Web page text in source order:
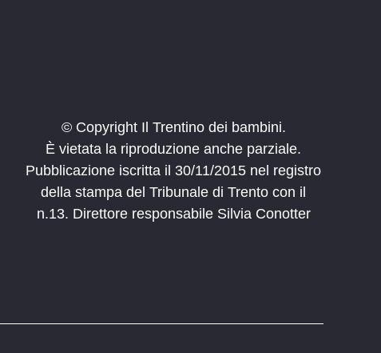
© Copyright Il Trentino dei bambini.
È vietata la riproduzione anche parziale.
Pubblicazione iscritta il 30/11/2015 nel registro
della stampa del Tribunale di Trento con il
n.13. Direttore responsabile Silvia Conotter